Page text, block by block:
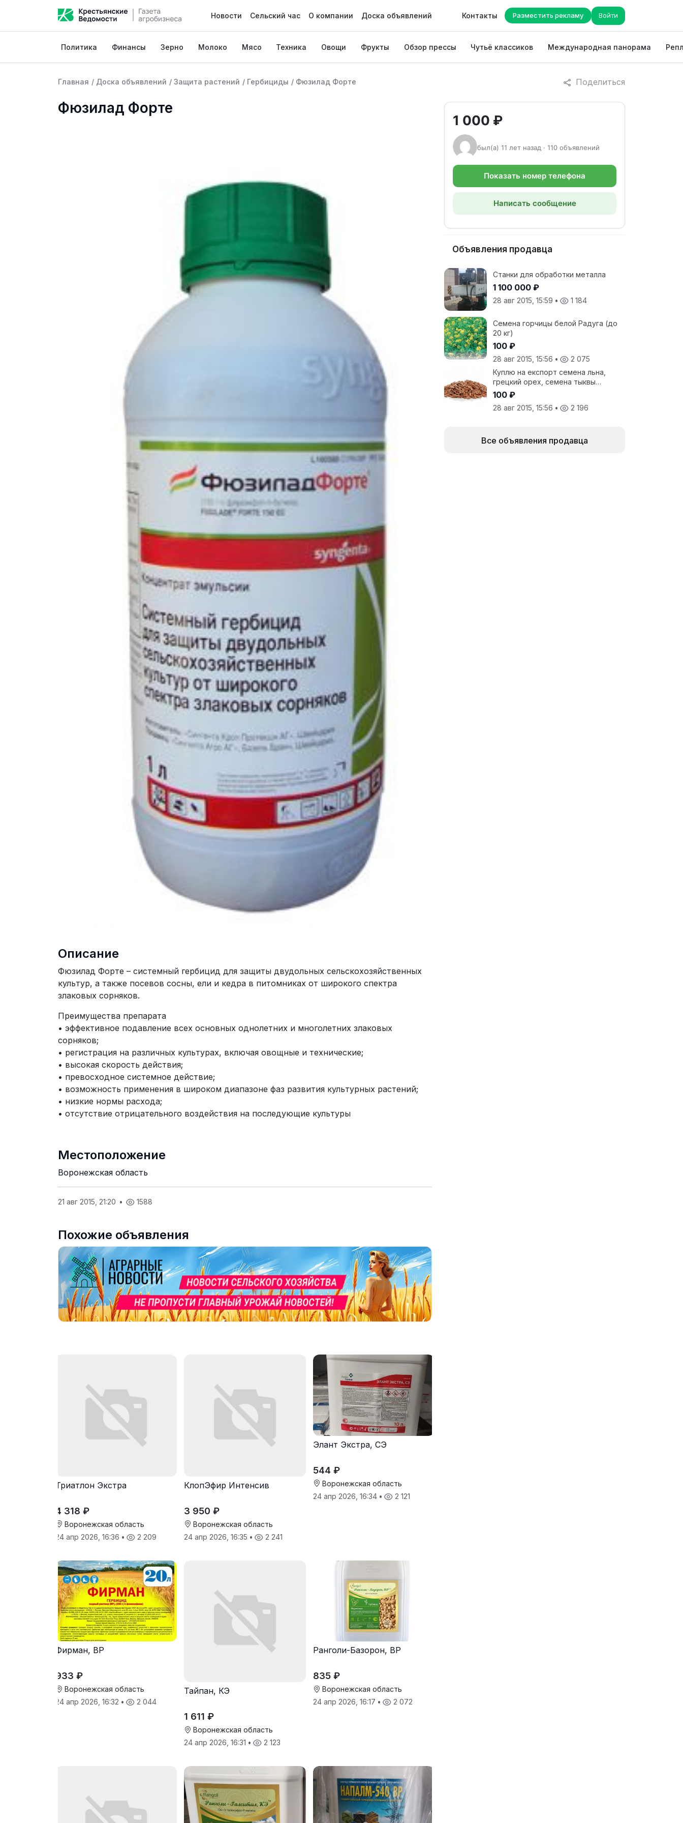
Новости Сельский час О компании Доска объявлений Контакты Разместить рекламу Войти
Политика Финансы Зерно Молоко Мясо Техника Овощи Фрукты Обзор прессы Чутьё классиков Международная панорама
Поделиться
Главная / Доска объявлений / Защита растений / Гербициды / Фюзилад Форте
Фюзилад Форте
Описание
Фюзилад Форте – системный гербицид для защиты двудольных сельскохозяйственных
культур, а также посевов сосны, ели и кедра в питомниках от широкого спектра
злаковых сорняков.
Преимущества препарата
• эффективное подавление всех основных однолетних и многолетних злаковых
сорняков;
• регистрация на различных культурах, включая овощные и технические;
• высокая скорость действия;
• превосходное системное действие;
• возможность применения в широком диапазоне фаз развития культурных растений;
• низкие нормы расхода;
• отсутствие отрицательного воздействия на последующие культуры
Местоположение
Воронежская область
21 авг 2015, 21:20 • 1588
Похожие объявления
Триатлон Экстра
4 318 ₽
Воронежская область
24 апр 2026, 16:36 • 2 209
КлопЭфир Интенсив
3 950 ₽
Воронежская область
24 апр 2026, 16:35 • 2 241
Элант Экстра, СЭ
544 ₽
Воронежская область
24 апр 2026, 16:34 • 2 121
Фирман, ВР
933 ₽
Воронежская область
24 апр 2026, 16:32 • 2 044
Тайпан, КЭ
1 611 ₽
Воронежская область
24 апр 2026, 16:31 • 2 123
Ранголи-Базорон, ВР
835 ₽
Воронежская область
24 апр 2026, 16:17 • 2 072
1 000 ₽
был(а) 11 лет назад · 110 объявлений
Показать номер телефона
Написать сообщение
Объявления продавца
Станки для обработки металла
1 100 000 ₽
28 авг 2015, 15:59 • 1 184
Семена горчицы белой Радуга (до
20 кг)
100 ₽
28 авг 2015, 15:56 •
2 075
Куплю на експорт семена льна,
грецкий орех, семена тыквы
семена подсолнечника
100 ₽
28 авг 2015, 15:56 • 2 196
Все объявления продавца